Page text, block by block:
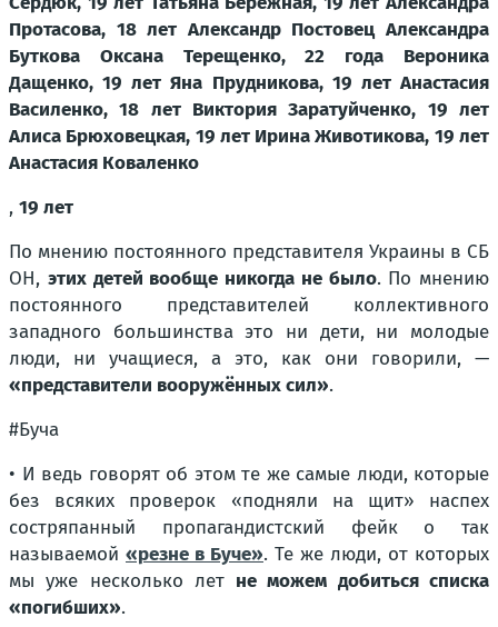
Протасова, 18 лет Александр Постовец Александра
Буткова Оксана Терещенко, 22 года Вероника
Дащенко, 19 лет Яна Прудникова, 19 лет Анастасия
Василенко, 18 лет Виктория Заратуйченко, 19 лет
Алиса Брюховецкая, 19 лет Ирина Животикова, 19 лет
Анастасия Коваленко
, 19 лет
По мнению постоянного представителя Украины в СБ
ОН, этих детей вообще никогда не было. По мнению
постоянного представителей коллективного
западного большинства это ни дети, ни молодые
люди, ни учащиеся, а это, как они говорили, —
«представители вооружённых сил».
#Буча
• И ведь говорят об этом те же самые люди, которые
без всяких проверок «подняли на щит» наспех
состряпанный пропагандистский фейк о так
называемой «резне в Буче». Те же люди, от которых
мы уже несколько лет не можем добиться списка
«погибших».